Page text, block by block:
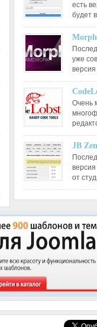
есть
будет
уже
Очень
JB
от